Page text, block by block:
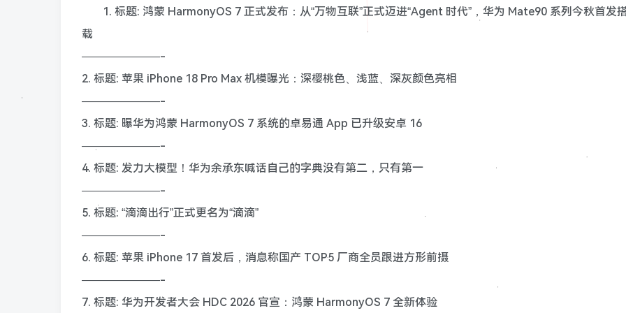
1. 标题: 鸿蒙 HarmonyOS 7 正式发布：从“万物互联”正式迈进“Agent 时代”，华为 Mate90 系列今秋首发
载
———————-
2. 标题: 苹果 iPhone 18 Pro Max 机模曝光：深樱桃色、浅蓝、深灰颜色亮相
———————-
3. 标题: 曝华为鸿蒙 HarmonyOS 7 系统的卓易通 App 已升级安卓 16
———————-
4. 标题: 发力大模型！华为余承东喊话自己的字典没有第二，只有第一
———————-
5. 标题: “滴滴出行”正式更名为“滴滴”
———————-
6. 标题: 苹果 iPhone 17 首发后，消息称国产 TOP5 厂商全员跟进方形前摄
———————-
7. 标题: 华为开发者大会 HDC 2026 官宣：鸿蒙 HarmonyOS 7 全新体验